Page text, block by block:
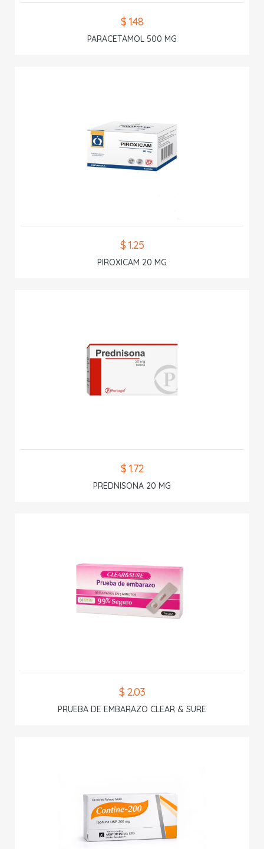
$ 1.48
PARACETAMOL 500 MG
$ 1.25
PIROXICAM 20 MG
$ 1.72
PREDNISONA 20 MG
$ 2.03
PRUEBA DE EMBARAZO CLEAR & SURE